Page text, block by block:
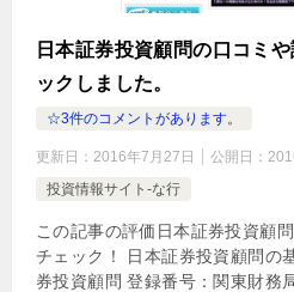
日本証券投資顧問の口コミ
ックしました。
☆3件のコメントがあります。
更新日： 2016年7月27日 公開日：
投資情報サイト-な行
この記事の評価日本証券投資顧
チェック！ 日本証券投資顧問の
券投資顧問 登録番号：関東財務